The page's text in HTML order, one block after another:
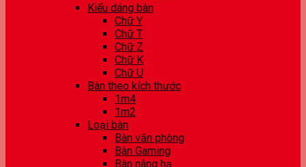
Kiểu dáng bàn
Chữ Y
Chữ T
Chữ Z
Chữ K
Chữ U
Bàn theo kích thước
1m4
1m2
Loại bàn
Bàn văn phòng
Bàn Gaming
Bàn nâng hạ